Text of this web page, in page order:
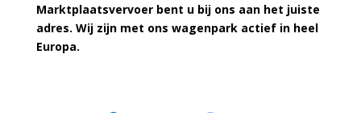
Marktplaatsvervoer bent u bij ons aan het juiste
adres. Wij zijn met ons wagenpark actief in heel
Europa.